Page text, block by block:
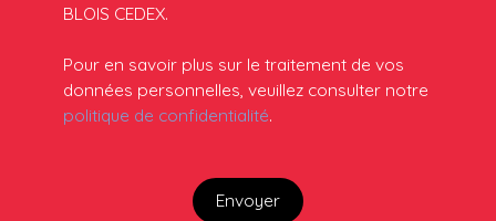
BLOIS CEDEX.
Pour en savoir plus sur le traitement de vos
données personnelles, veuillez consulter notre
politique de confidentialité.
Envoyer